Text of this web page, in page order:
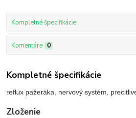
Kompletné špecifikácie
Komentáre 0
Kompletné špecifikácie
reflux pažeráka, nervový systém,
Zloženie